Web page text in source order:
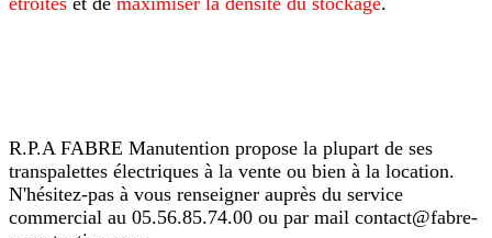
R.P.A FABRE Manutention propose la plupart de ses
transpalettes électriques à la vente ou bien à la location.
N'hésitez-pas à vous renseigner auprès du service
commercial au 05.56.85.74.00 ou par mail contact@fabre-